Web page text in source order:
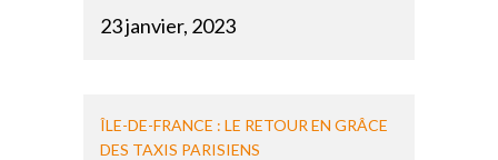
23 janvier, 2023
ÎLE-DE-FRANCE : LE RETOUR EN GRÂCE
DES TAXIS PARISIENS